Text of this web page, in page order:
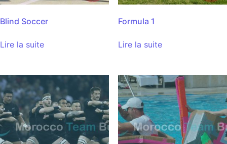
Blind Soccer
Lire la suite
Formula 1
Lire la suite